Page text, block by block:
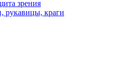
зрения
рукавицы, краги